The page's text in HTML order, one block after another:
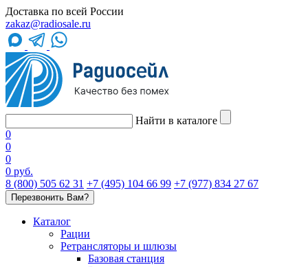
Доставка по всей России
zakaz@radiosale.ru
Найти в каталоге
0
0
0
0 руб.
8 (800) 505 62 31 +7 (495) 104 66 99 +7 (977) 834 27 67
Перезвонить Вам?
Каталог
Рации
Ретрансляторы и шлюзы
Базовая станция